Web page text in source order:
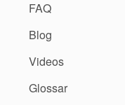
FAQ
Blog
Videos
Glossar